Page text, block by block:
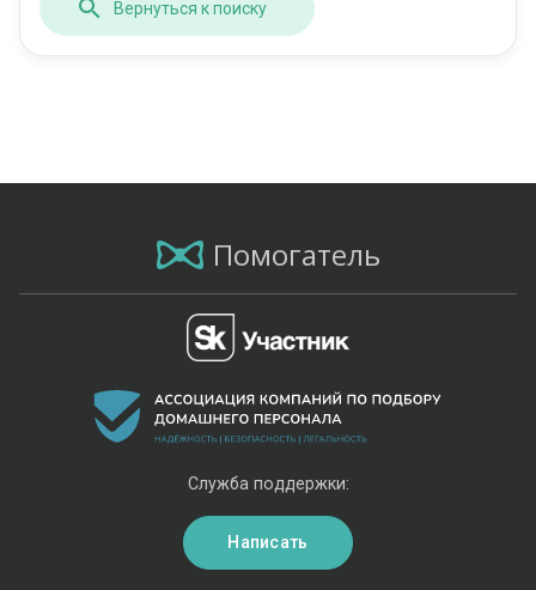
Вернуться к поиску
Помогатель
Служба поддержки:
Написать